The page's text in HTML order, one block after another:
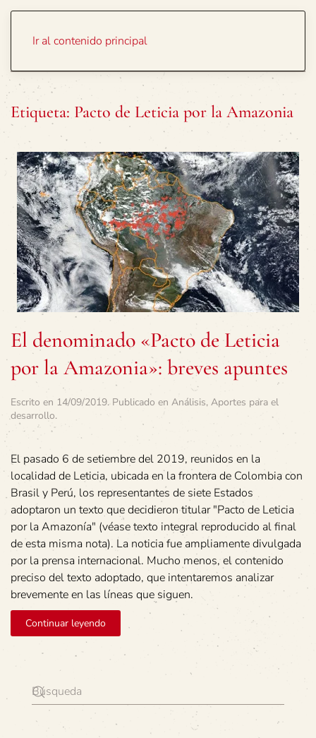
Ir al contenido principal
Etiqueta: Pacto de Leticia por la Amazonia
El denominado «Pacto de Leticia
por la Amazonia»: breves apuntes
Escrito en 14/09/2019. Publicado en Análisis, Aportes para el
desarrollo.
El pasado 6 de setiembre del 2019, reunidos en la
localidad de Leticia, ubicada en la frontera de Colombia con
Brasil y Perú, los representantes de siete Estados
adoptaron un texto que decidieron titular "Pacto de Leticia
por la Amazonía" (véase texto integral reproducido al final
de esta misma nota). La noticia fue ampliamente divulgada
por la prensa internacional. Mucho menos, el contenido
preciso del texto adoptado, que intentaremos analizar
brevemente en las líneas que siguen.
Continuar leyendo